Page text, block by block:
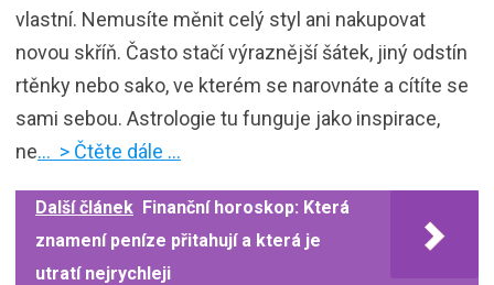
vlastní. Nemusíte měnit celý styl ani nakupovat
novou skříň. Často stačí výraznější šátek, jiný odstín
rtěnky nebo sako, ve kterém se narovnáte a cítíte se
sami sebou. Astrologie tu funguje jako inspirace,
ne… > Čtěte dále …
Další článek Finanční horoskop: Která
znamení peníze přitahují a která je
utratí nejrychleji